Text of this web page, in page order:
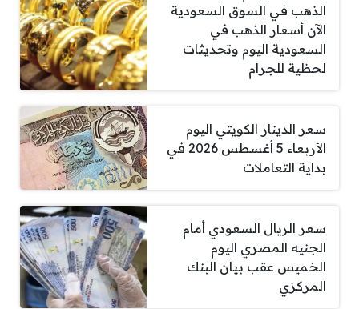
الذهب في السوق السعودية
الآن أسعار الذهب في
السعودية اليوم وتحديثات
لحظية للجرام
سعر الدينار الكويتي اليوم
الأربعاء 5 أغسطس 2026 في
بداية التعاملات
سعر الريال السعودي أمام
الجنيه المصري اليوم
الخميس عقب بيان البنك
المركزي